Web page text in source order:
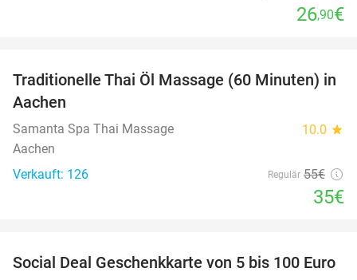
26,90€
36%
Traditionelle Thai Öl Massage (60 Minuten) in
Aachen
Samanta Spa Thai Massage 10.0 star
Aachen
Verkauft: 126
Regulär 55€
35€
Social Deal Geschenkkarte von 5 bis 100 Euro